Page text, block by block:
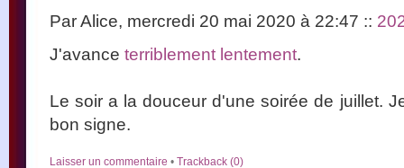
Par Alice, mercredi 20 mai 2020 à 22:47 ::
J'avance terriblement lentement.
Le soir a la douceur d'une soirée de juillet.
bon signe.
Laisser un commentaire • Trackback (0)